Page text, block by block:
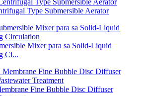
Type Submersible Aerator
Mixer para sa Solid-Liquid
Ci...
Fine Bubble Disc Diffuser